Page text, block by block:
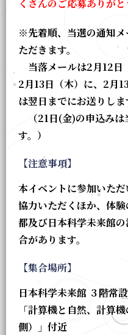
くさんのご応募ありがと
※先着順、当選の通知
ただきます。
当落メールは2月12日
2月13日（木）に、2月
は翌日までにお送りしま
（21日(金)の申込みは
す。）
【注意事項】
本イベントに参加いた
協力いただくほか、体
都及び日本科学未来館
合があります。
【集合場所】
日本科学未来館 ３階常
「計算機と自然、計算
側）」付近